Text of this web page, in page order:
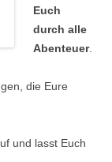
Euch
durch alle
Abenteuer.
die Eure
und lasst Euch